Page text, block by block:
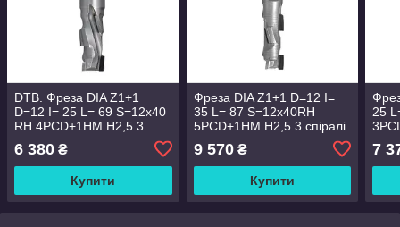
DTB. Фреза DIA Z1+1
D=12 I= 25 L= 69 S=12x40
RH 4PCD+1HM H2,5 3
6 380 ₴
Купити
Фреза DIA Z1+1 D=12 I=
35 L= 87 S=12x40RH
5PCD+1HM H2,5 3 спіралі
9 570₴
Купити
25
7